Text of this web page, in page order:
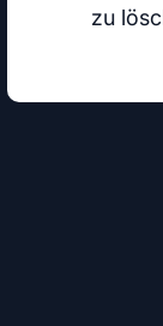
zu